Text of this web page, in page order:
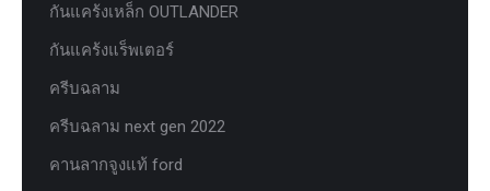
กันแคร้งเหล็ก OUTLANDER
กันแคร้งแร็พเตอร์
ครีบฉลาม
ครีบฉลาม next gen 2022
คานลากจูงแท้ ford